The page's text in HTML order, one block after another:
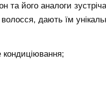
та його аналоги
дають їм
кондиціювання;